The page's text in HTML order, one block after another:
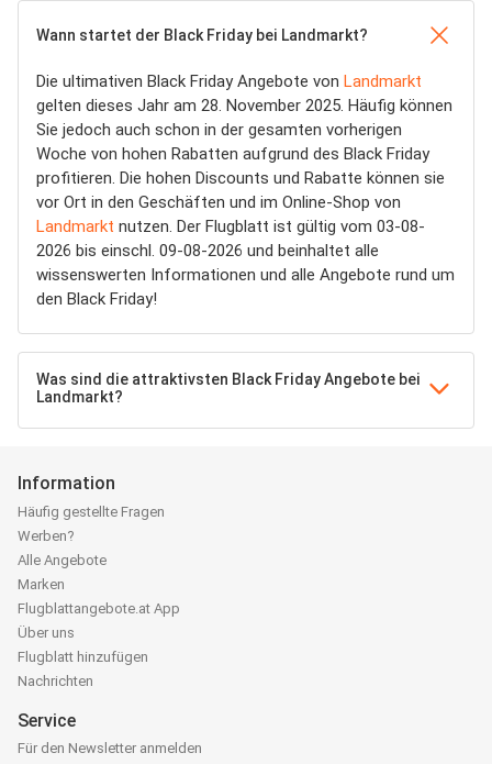
Wann startet der Black Friday bei Landmarkt?
Die ultimativen Black Friday Angebote von Landmarkt
gelten dieses Jahr am 28. November 2025. Häufig können
Sie jedoch auch schon in der gesamten vorherigen
Woche von hohen Rabatten aufgrund des Black Friday
profitieren. Die hohen Discounts und Rabatte können sie
vor Ort in den Geschäften und im Online-Shop von
Landmarkt nutzen. Der Flugblatt ist gültig vom 03-08-
2026 bis einschl. 09-08-2026 und beinhaltet alle
wissenswerten Informationen und alle Angebote rund um
den Black Friday!
Was sind die attraktivsten Black Friday Angebote bei
Landmarkt?
Information
Häufig gestellte Fragen
Werben?
Alle Angebote
Marken
Flugblattangebote.at App
Über uns
Flugblatt hinzufügen
Nachrichten
Service
Für den Newsletter anmelden